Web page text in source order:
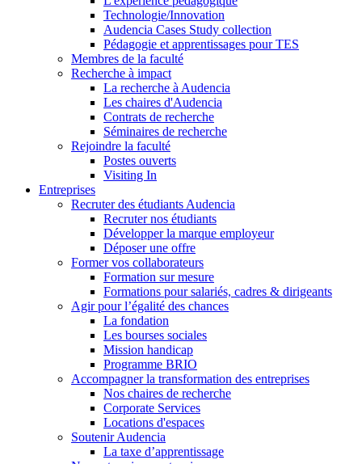
Technologie/Innovation
Audencia Cases Study collection
Pédagogie et apprentissages pour TES
Membres de la faculté
Recherche à impact
La recherche à Audencia
Les chaires d'Audencia
Contrats de recherche
Séminaires de recherche
Rejoindre la faculté
Postes ouverts
Visiting In
Entreprises
Recruter des étudiants Audencia
Recruter nos étudiants
Développer la marque employeur
Déposer une offre
Former vos collaborateurs
Formation sur mesure
Formations pour salariés, cadres & dirigeants
Agir pour l’égalité des chances
La fondation
Les bourses sociales
Mission handicap
Programme BRIO
Accompagner la transformation des entreprises
Nos chaires de recherche
Corporate Services
Locations d'espaces
Soutenir Audencia
La taxe d’apprentissage